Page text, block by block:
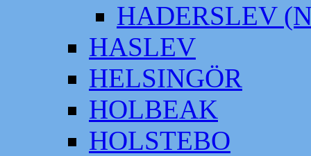
HADERSLEV
HASLEV
HELSINGÖR
HOLBEAK
HOLSTEBO